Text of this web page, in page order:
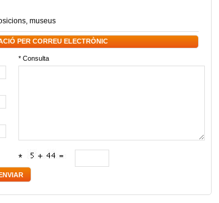
, museus
PER CORREU ELECTRÒNIC
* Consulta
*